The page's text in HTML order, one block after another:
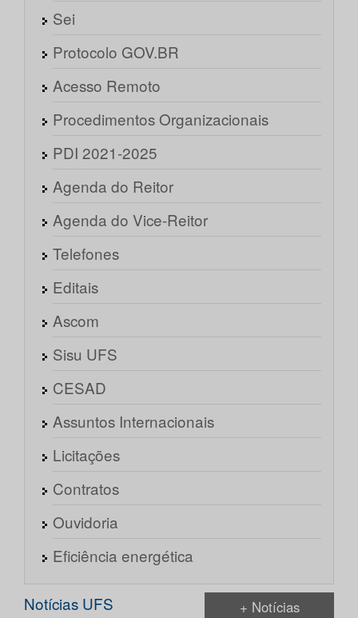
Sei
Protocolo GOV.BR
Acesso Remoto
Procedimentos Organizacionais
PDI 2021-2025
Agenda do Reitor
Agenda do Vice-Reitor
Telefones
Editais
Ascom
Sisu UFS
CESAD
Assuntos Internacionais
Licitações
Contratos
Ouvidoria
Eficiência energética
Notícias UFS + Notícias